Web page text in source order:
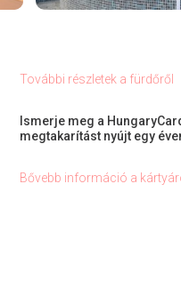
További részletek a fürdőről
Ismerje meg a
megtakarítást nyújt egy
Bővebb információ a